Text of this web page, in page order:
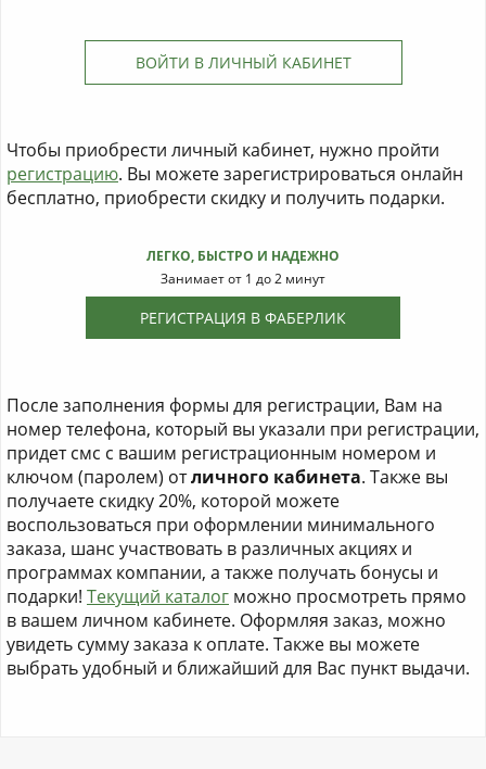
ВОЙТИ В ЛИЧНЫЙ КАБИНЕТ
Чтобы приобрести личный кабинет, нужно пройти
регистрацию. Вы можете зарегистрироваться онлайн
бесплатно, приобрести скидку и получить подарки.
ЛЕГКО, БЫСТРО И НАДЕЖНО
Занимает от 1 до 2 минут
РЕГИСТРАЦИЯ В ФАБЕРЛИК
После заполнения формы для регистрации, Вам на
номер телефона, который вы указали при регистрации,
придет смс с вашим регистрационным номером и
ключом (паролем) отличного кабинета. Также вы
получаете скидку 20%, которой можете
воспользоваться при оформлении минимального
заказа, шанс участвовать в различных акциях и
программах компании, а также получать бонусы и
подарки! Текущий каталог можно просмотреть прямо
в вашем личном кабинете. Оформляя заказ, можно
увидеть сумму заказа к оплате. Также вы можете
выбрать удобный и ближайший для Вас пункт выдачи.